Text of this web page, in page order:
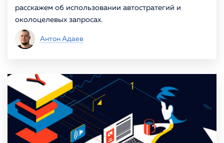
расскажем об использовании автостратегий и
околоцелевых запросах.
Антон Адаев